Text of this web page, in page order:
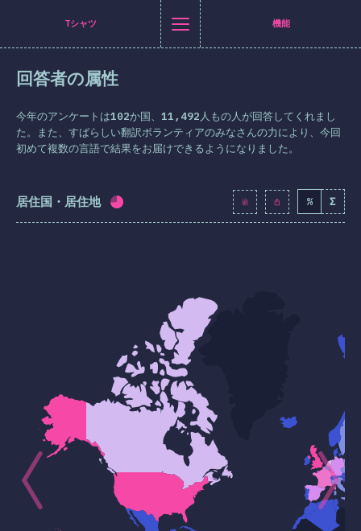
JP] general.title
[ja-JP] general.back_to_intro
[ja-JP] general.close_nav
ャツ
アウト
セレクタ
ポストプロセサ
ームワーク
ェアにシェア
LinkedInにシェア
メールで共有
Tシャツ 機能
回答者の属性
今年のアンケートは102か国、 11,492人もの人が回答してくれまし
た。また、すばらしい翻訳ボランティアのみなさんの力により、今回
初めて複数の言語で結果をお届けできるようになりました。
居住国・居住地 回答記入率： ( 8195 ) % Σ
Navigated to [ja-JP] general.title